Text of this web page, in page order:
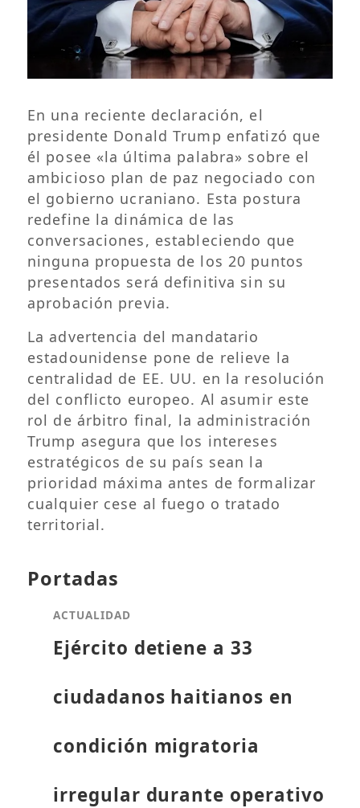
En una reciente declaración, el
presidente Donald Trump enfatizó que
él posee «la última palabra» sobre el
ambicioso plan de paz negociado con
el gobierno ucraniano. Esta postura
redefine la dinámica de las
conversaciones, estableciendo que
ninguna propuesta de los 20 puntos
presentados será definitiva sin su
aprobación previa.
La advertencia del mandatario
estadounidense pone de relieve la
centralidad de EE. UU. en la resolución
del conflicto europeo. Al asumir este
rol de árbitro final, la administración
Trump asegura que los intereses
estratégicos de su país sean la
prioridad máxima antes de formalizar
cualquier cese al fuego o tratado
territorial.
Portadas
ACTUALIDAD
Ejército detiene a 33
ciudadanos haitianos en
condición migratoria
irregular durante operativo